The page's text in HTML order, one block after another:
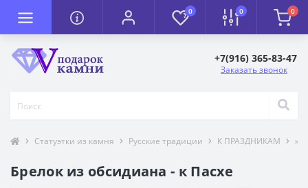
0 0 0
+7(916) 365-83-47
Заказать звонок
Статуэтки из камня Русские традиции К ПРАЗДНИКАМ к
Брелок из обсидиана - к Пасхе